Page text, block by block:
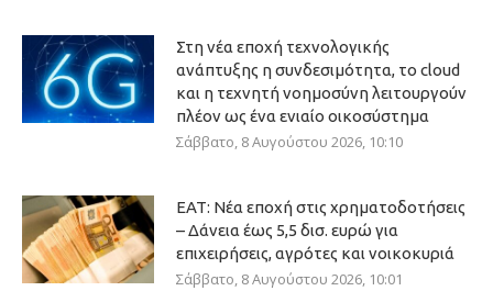
Στη νέα εποχή τεχνολογικής
ανάπτυξης η συνδεσιμότητα, το cloud
και η τεχνητή νοημοσύνη λειτουργούν
πλέον ως ένα ενιαίο οικοσύστημα
Σάββατο, 8 Αυγούστου 2026, 10:10
ΕΑΤ: Νέα εποχή στις χρηματοδοτήσεις
– Δάνεια έως 5,5 δισ. ευρώ για
επιχειρήσεις, αγρότες και νοικοκυριά
Σάββατο, 8 Αυγούστου 2026, 10:01